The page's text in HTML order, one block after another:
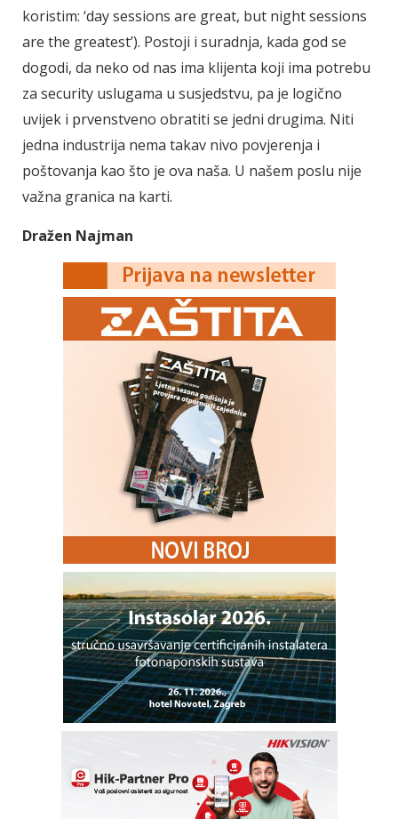
koristim: ‘day sessions are great, but night sessions
are the greatest’). Postoji i suradnja, kada god se
dogodi, da neko od nas ima klijenta koji ima potrebu
za security uslugama u susjedstvu, pa je logično
uvijek i prvenstveno obratiti se jedni drugima. Niti
jedna industrija nema takav nivo povjerenja i
poštovanja kao što je ova naša. U našem poslu nije
važna granica na karti.
Dražen Najman